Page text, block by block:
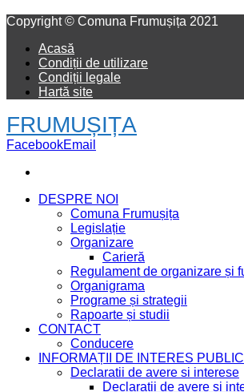
Copyright © Comuna Frumușița 2021
Acasă
Condiții de utilizare
Condiții legale
Hartă site
FRUMUȘIȚA
FacebookEmail
DESPRE NOI
Comuna Frumușița
Legislație
Organizare
Carieră
Regulament de organizare și
Organigrama
Programe și strategii
Rapoarte și studii
CONTACT
Conducere
INFORMAȚII DE INTERES PUBLIC
Declaratii de avere si interese
Declarații de avere și